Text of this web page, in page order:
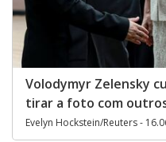
Volodymyr Zelensky
tirar a foto com
Evelyn Hockstein/Reuters -